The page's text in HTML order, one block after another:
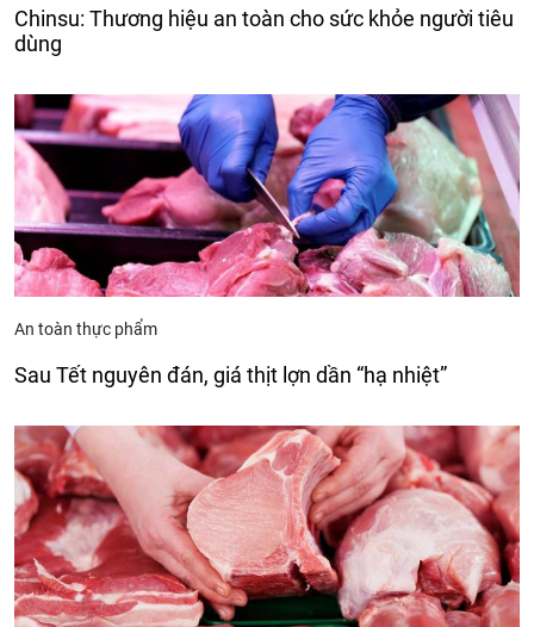
Chinsu: Thương hiệu an toàn cho sức khỏe người tiêu
dùng
An toàn thực phẩm
Sau Tết nguyên đán, giá thịt lợn dần “hạ nhiệt”